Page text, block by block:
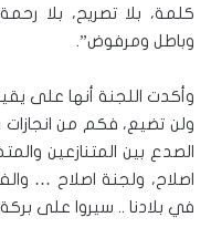
كلمة، بلا تصريح، بلا
وباطل ومرفوض”.
وأكدت اللجنة أنها على
ولن تضيع، فكم من
الصدع بين المتنازعين
اصلاح، ولجنة اصلاح …
في بلادنا .. سيروا على